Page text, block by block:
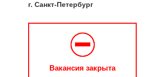
г. Санкт-Петербург
Вакансия закрыта